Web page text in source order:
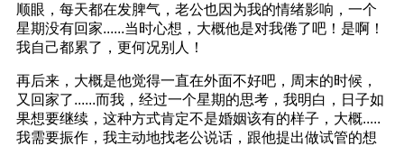
顺眼，每天都在发脾气，老公也因为我的情绪影响，一个
星期没有回家......当时心想，大概他是对我倦了吧！是啊！
我自己都累了，更何况别人！
再后来，大概是他觉得一直在外面不好吧，周末的时候，
又回家了......而我，经过一个星期的思考，我明白，日子如
果想要继续，这种方式肯定不是婚姻该有的样子，大概.....
我需要振作，我主动地找老公说话，跟他提出做试管的想